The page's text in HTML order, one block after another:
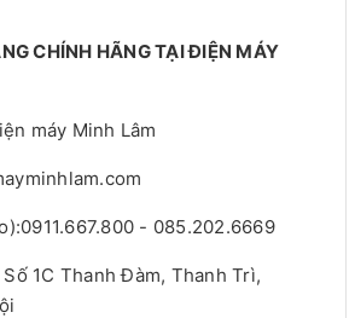
CHÍNH HÃNG TẠI ĐIỆN MÁY
máy Minh Lâm
- 085.202.6669
1C Thanh Đàm, Thanh Trì,